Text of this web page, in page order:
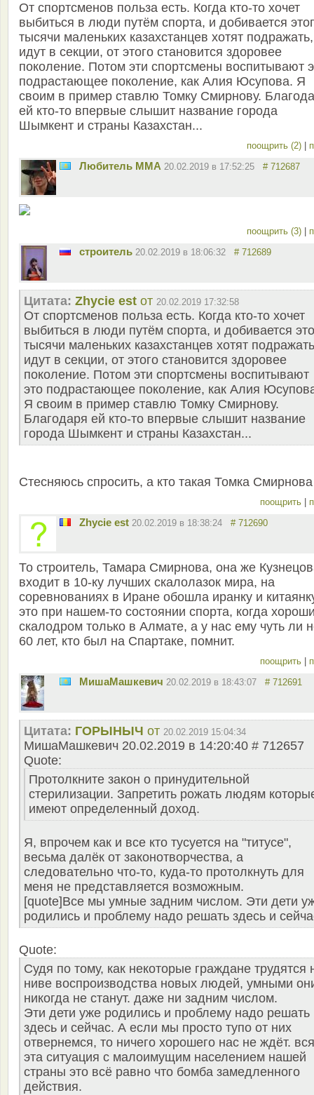
От спортсменов польза есть. Когда кто-то хочет
выбиться в люди путём спорта, и добивается
тысячи маленьких казахстанцев хотят подражать,
идут в секции, от этого становится здоровее
поколение. Потом эти спортсмены воспитывают
подрастающее поколение, как Алия Юсупова. Я
своим в пример ставлю Томку Смирнову.
ей кто-то впервые слышит название города
Шымкент и страны Казахстан...
поощрить (2)
Любитель ММА 20.02.2019 в 17:52:25 # 712687
поощрить (3)
строитель 20.02.2019 в 18:06:32 # 712689
Цитата: Zhycie est от 20.02.2019 17:32:58
От спортсменов польза есть. Когда кто-то хочет
выбиться в люди путём спорта, и добивается
тысячи маленьких казахстанцев хотят
идут в секции, от этого становится здоровее
поколение. Потом эти спортсмены воспитывают
это подрастающее поколение, как Алия
Я своим в пример ставлю Томку Смирнову.
Благодаря ей кто-то впервые слышит название
города Шымкент и страны Казахстан...
Стесняюсь спросить, а кто такая Томка
поощрить
Zhycie est 20.02.2019 в 18:38:24 # 712690
То строитель, Тамара Смирнова, она же
входит в 10-ку лучших скалолазок мира, на
соревнованиях в Иране обошла иранку и
это при нашем-то состоянии спорта, когда
скалодром только в Алмате, а у нас ему чуть ли
60 лет, кто был на Спартаке, помнит.
поощрить
MишаМашкевич 20.02.2019 в 18:43:07 # 712691
Цитата: ГОРЫНЫЧ от 20.02.2019 15:04:34
MишаМашкевич 20.02.2019 в 14:20:40 # 712657
Quote:
Протолкните закон о принудительной
стерилизации. Запретить рожать людям
имеют определенный доход.
Я, впрочем как и все кто тусуется на "титусе",
весьма далёк от законотворчества, а
следовательно что-то, куда-то протолкнуть для
меня не представляется возможным.
[quote]Все мы умные задним числом. Эти дети
родились и проблему надо решать здесь и
Quote:
Судя по тому, как некоторые граждане трудятся
ниве воспроизводства новых людей, умными
никогда не станут. даже ни задним числом.
Эти дети уже родились и проблему надо решать
здесь и сейчас. А если мы просто тупо от них
отвернемся, то ничего хорошего нас не ждёт. вся
эта ситуация с малоимущим населением нашей
страны это всё равно что бомба замедленного
действия.